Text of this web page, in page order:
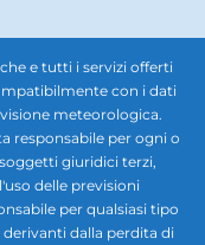
e tutti i servizi offerti
con i dati
meteorologica.
responsabile per ogni o
giuridici terzi,
delle previsioni
per qualsiasi tipo
dalla perdita di